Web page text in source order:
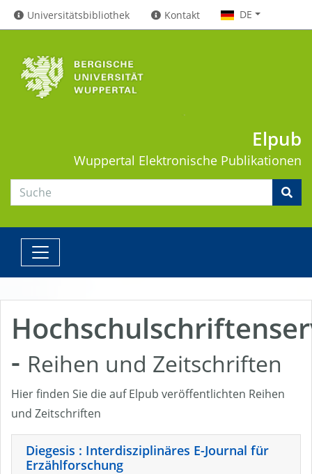
Universitätsbibliothek Kontakt DE
Elpub
Wuppertal Elektronische Publikationen
- Reihen und Zeitschriften
Hier finden Sie die auf Elpub veröffentlichten Reihen
und Zeitschriften
Diegesis : Interdisziplinäres E-Journal für
Erzählforschung